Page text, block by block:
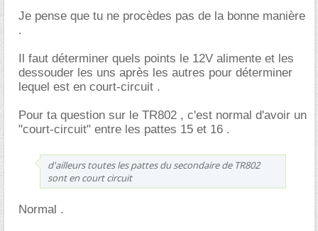
Je pense que tu ne procèdes pas de la bonne manière
.
Il faut déterminer quels points le 12V alimente et les
dessouder les uns après les autres pour déterminer
lequel est en court-circuit .
Pour ta question sur le TR802 , c'est normal d'avoir un
"court-circuit" entre les pattes 15 et 16 .
d'ailleurs toutes les pattes du secondaire de TR802
sont en court circuit
Normal .